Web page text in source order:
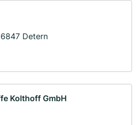
Detern
Kolthoff GmbH